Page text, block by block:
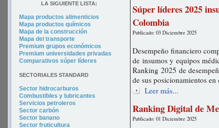
LA SIGUIENTE LISTA:
Mapa productos alimenticios
Mapa productos químicos
Mapa de la construcción
Mapa del transporte
Premium grupos económicos
Premium universidades privadas
Comparativos súper líderes
SECTORIALES STANDARD
Sector hidrocarburos
Combustibles y lubricantes
Servicios petroleros
Sector carbón
Sector banano
Sector fruticultura
Súper líderes 2025
Colombia
Publicado: 03 Diciembre 2025
Desempeño financiero
de insumos y equipos
Ranking 2025 de
de sus posicionamientos
Leer más...
Ranking Digital de
Publicado: 01 Diciembre 2025